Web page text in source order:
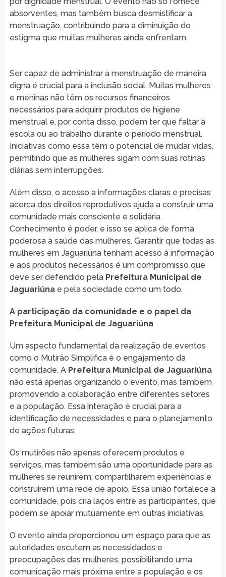
absorventes, mas também busca desmistificar a
menstruação, contribuindo para a diminuição do
estigma que muitas mulheres ainda enfrentam.
Ser capaz de administrar a menstruação de maneira
digna é crucial para a inclusão social. Muitas mulheres
e meninas não têm os recursos financeiros
necessários para adquirir produtos de higiene
menstrual e, por conta disso, podem ter que faltar à
escola ou ao trabalho durante o período menstrual.
Iniciativas como essa têm o potencial de mudar vidas,
permitindo que as mulheres sigam com suas rotinas
diárias sem interrupções.
Além disso, o acesso a informações claras e precisas
acerca dos direitos reprodutivos ajuda a construir uma
comunidade mais consciente e solidária.
Conhecimento é poder, e isso se aplica de forma
poderosa à saúde das mulheres. Garantir que todas as
mulheres em Jaguariúna tenham acesso à informação
e aos produtos necessários é um compromisso que
deve ser defendido pela Prefeitura Municipal de
Jaguariúnae pela sociedade como um todo.
A participação da comunidade e o papel da
Prefeitura Municipal de Jaguariúna
Um aspecto fundamental da realização de eventos
como o Mutirão Simplifica é o engajamento da
comunidade. A Prefeitura Municipal de Jaguariúna
não está apenas organizando o evento, mas também
promovendo a colaboração entre diferentes setores
e a população. Essa interação é crucial para a
identificação de necessidades e para o planejamento
de ações futuras.
Os mutirões não apenas oferecem produtos e
serviços, mas também são uma oportunidade para as
mulheres se reunirem, compartilharem experiências e
construírem uma rede de apoio. Essa união fortalece a
comunidade, pois cria laços entre as participantes, que
podem se apoiar mutuamente em outras iniciativas.
O evento ainda proporcionou um espaço para que as
autoridades escutem as necessidades e
preocupações das mulheres, possibilitando uma
comunicação mais próxima entre a população e os